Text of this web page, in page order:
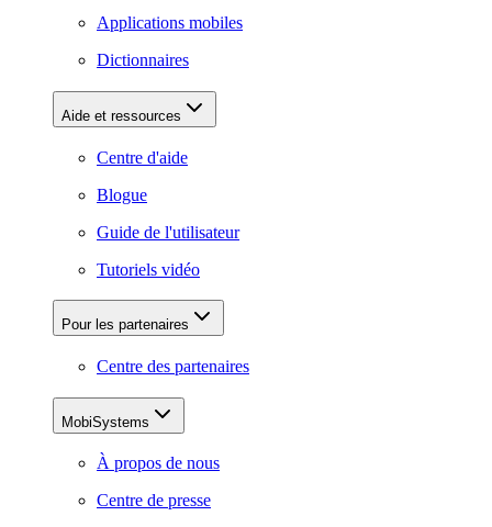
Applications mobiles
Dictionnaires
Aide et ressources
Centre d'aide
Blogue
Guide de l'utilisateur
Tutoriels vidéo
Pour les partenaires
Centre des partenaires
MobiSystems
À propos de nous
Centre de presse